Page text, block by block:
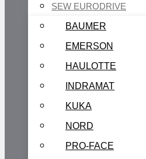
SEW EURODRIVE
BAUMER
EMERSON
HAULOTTE
INDRAMAT
KUKA
NORD
PRO-FACE